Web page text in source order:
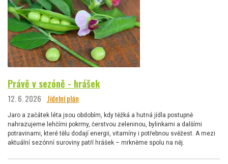
Právě v sezóně - hrášek
12. 6. 2026 Jídelní plán
Jaro a začátek léta jsou obdobím, kdy těžká a hutná jídla postupně
nahrazujeme lehčími pokrmy, čerstvou zeleninou, bylinkami a dalšími
potravinami, které tělu dodají energii, vitamíny i potřebnou svěžest. A mezi
aktuální sezónní suroviny patří hrášek – mrkněme spolu na něj.